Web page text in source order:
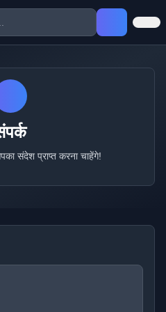
संदेश प्राप्त करना चाहेंगे!